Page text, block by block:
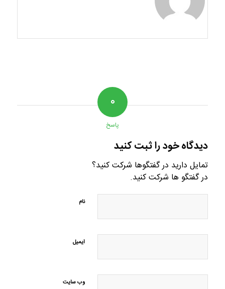
۰
پاسخ
دیدگاه خود را ثبت کنید
تمایل دارید در گفتگوها شرکت کنید؟
در گفتگو ها شرکت کنید.
نام
ایمیل
وب‌ سایت